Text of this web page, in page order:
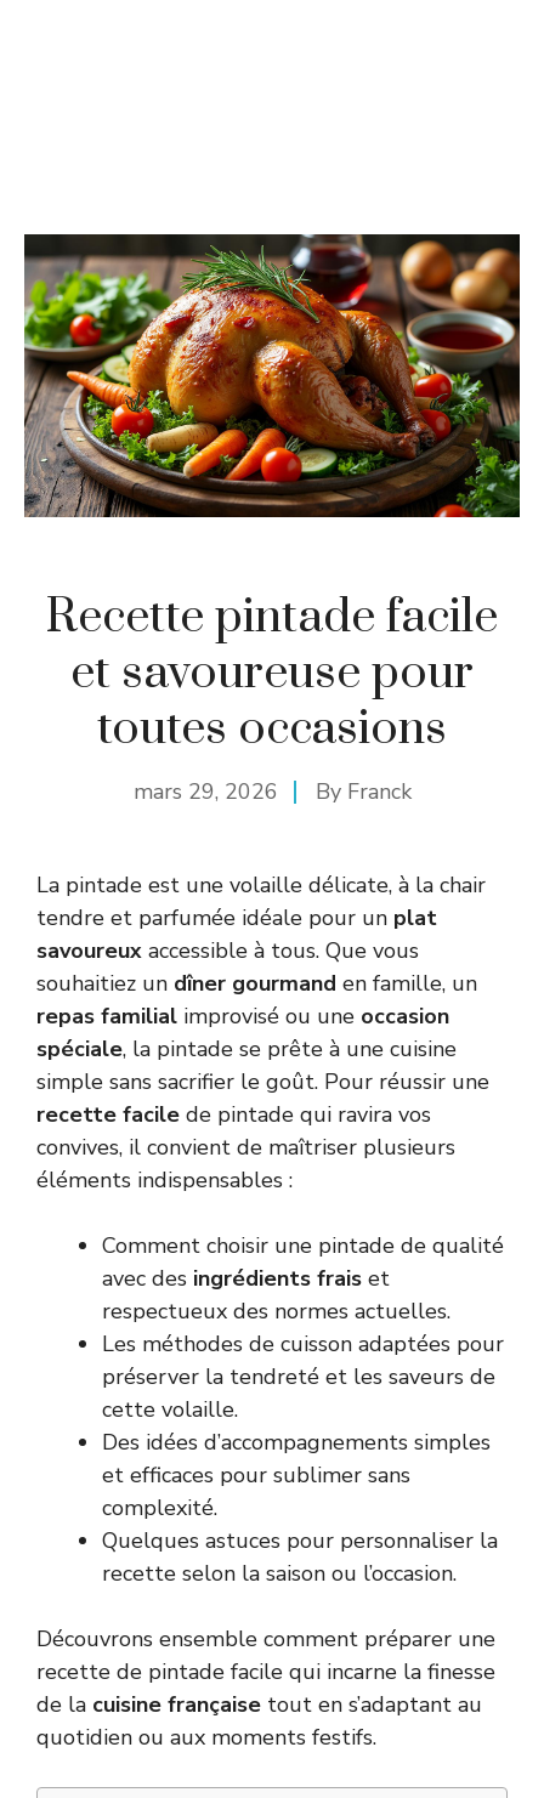
Recette pintade facile
et savoureuse pour
toutes occasions
mars 29, 2026 By Franck
La pintade est une volaille délicate, à la chair
tendre et parfumée idéale pour un plat
savoureux accessible à tous. Que vous
souhaitiez un dîner gourmand en famille, un
repas familial improvisé ou une occasion
spéciale, la pintade se prête à une cuisine
simple sans sacrifier le goût. Pour réussir une
recette facile de pintade qui ravira vos
convives, il convient de maîtriser plusieurs
éléments indispensables :
Comment choisir une pintade de qualité
avec des ingrédients frais et
respectueux des normes actuelles.
Les méthodes de cuisson adaptées pour
préserver la tendreté et les saveurs de
cette volaille.
Des idées d’accompagnements simples
et efficaces pour sublimer sans
complexité.
Quelques astuces pour personnaliser la
recette selon la saison ou l’occasion.
Découvrons ensemble comment préparer une
recette de pintade facile qui incarne la finesse
de la cuisine française tout en s’adaptant au
quotidien ou aux moments festifs.